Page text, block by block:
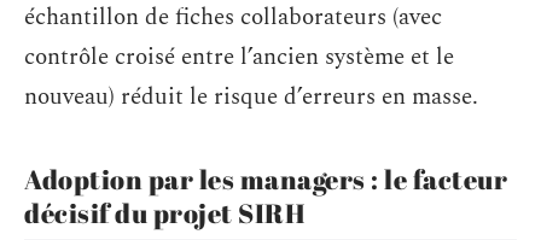
échantillon de fiches collaborateurs (avec
contrôle croisé entre l’ancien système et le
nouveau) réduit le risque d’erreurs en masse.
Adoption par les managers : le facteur
décisif du projet SIRH